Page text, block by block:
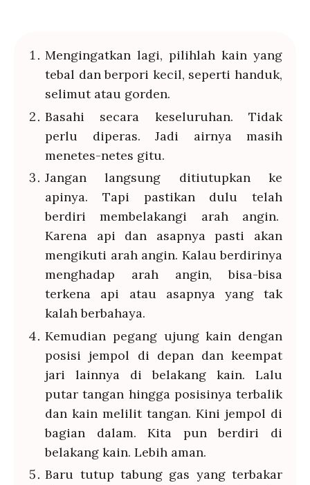
Mengingatkan lagi, pilihlah kain yang
tebal dan berpori kecil, seperti handuk,
selimut atau gorden.
Basahi secara keseluruhan. Tidak
perlu diperas. Jadi airnya masih
menetes-netes gitu.
Jangan langsung ditiutupkan ke
apinya. Tapi pastikan dulu telah
berdiri membelakangi arah angin.
Karena api dan asapnya pasti akan
mengikuti arah angin. Kalau berdirinya
menghadap arah angin, bisa-bisa
terkena api atau asapnya yang tak
kalah berbahaya.
Kemudian pegang ujung kain dengan
posisi jempol di depan dan keempat
jari lainnya di belakang kain. Lalu
putar tangan hingga posisinya terbalik
dan kain melilit tangan. Kini jempol di
bagian dalam. Kita pun berdiri di
belakang kain. Lebih aman.
Baru tutup tabung gas yang terbakar